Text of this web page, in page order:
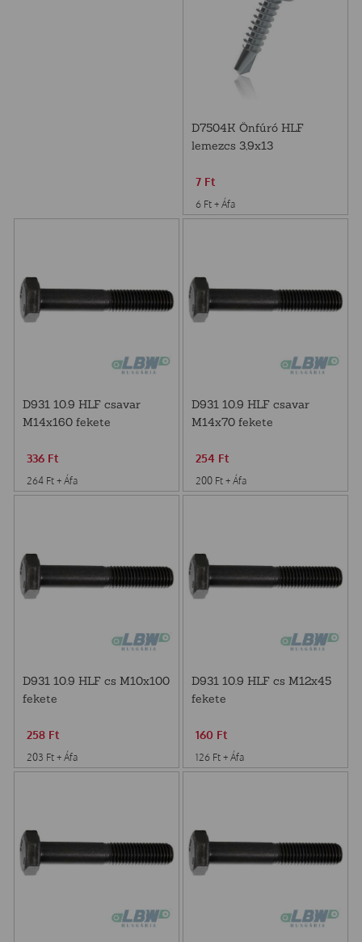
D7504K Önfúró HLF
lemezcs 3,9x13
7 Ft
6 Ft + Áfa
D931 10.9 HLF csavar
M14x160 fekete
336 Ft
264 Ft + Áfa
D931 10.9 HLF csavar
M14x70 fekete
254 Ft
200 Ft + Áfa
D931 10.9 HLF cs M10x100
fekete
258 Ft
203 Ft + Áfa
D931 10.9 HLF cs M12x45
fekete
160 Ft
126 Ft + Áfa